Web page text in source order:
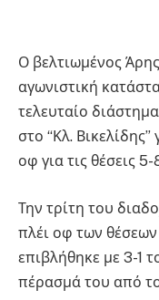
Ο βελτιωμένος
αγωνιστική
τελευταίο
στο “Κλ.
οφ για τις θέσεις
Την τρίτη του
πλέι οφ των
επιβλήθηκε με 3-1
πέρασμά του από